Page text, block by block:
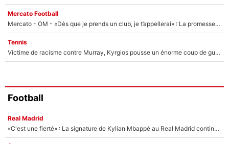
Mercato Football
Mercato - OM - «Dès que je prends un club, je t’appellerai» : La promesse de Marcelino au moment de claquer la porte
Tennis
Victime de racisme contre Murray, Kyrgios pousse un énorme coup de gueule !
Football
Real Madrid
«C'est une fierté» : La signature de Kylian Mbappé au Real Madrid continue de régaler l'Espagne